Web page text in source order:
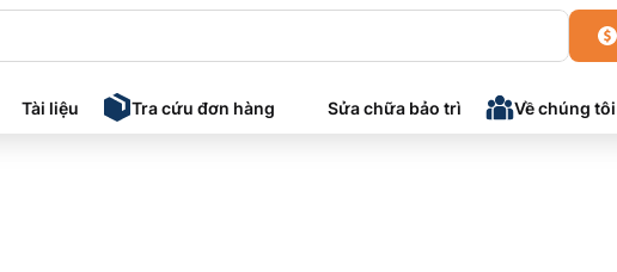
Tài liệu Tra cứu đơn hàng Sửa chữa bảo trì Về chúng tôi